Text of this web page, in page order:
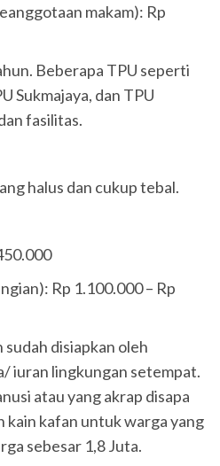
makam): Rp
Beberapa TPU seperti
Sukmajaya, dan TPU
fasilitas.
halus dan cukup tebal.
Rp 1.100.000 – Rp
disiapkan oleh
iuran lingkungan setempat.
atau yang akrap disapa
kain kafan untuk warga yang
sebesar 1,8 Juta.